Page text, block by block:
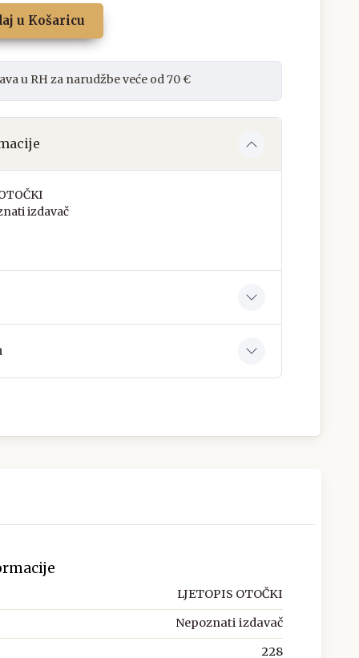
u Košaricu
u RH za narudžbe veće od 70 €
izdavač
LJETOPIS OTOČKI
Nepoznati izdavač
228